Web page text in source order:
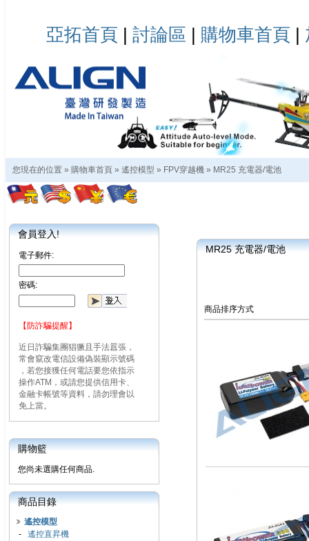
亞拓首頁 | 討論區 | 購物車首頁 |
您現在的位置 » 購物車首頁 » 遙控模型 » FPV穿越機 » MR25 充電器/電池
會員登入!
電子郵件:
密碼:
【防詐騙提醒】
近日詐騙集團猖獗且手法囂張，
常會竄改電信設備偽裝顯示號碼
，若您接獲任何電話要您依指示
操作ATM，或請您提供信用卡、
金融卡帳號等資料，請勿理會以
免上當。
購物籃
您尚未選購任何商品.
商品目錄
遙控模型
- 遙控直昇機
MR25 充電器/電池
商品排序方式